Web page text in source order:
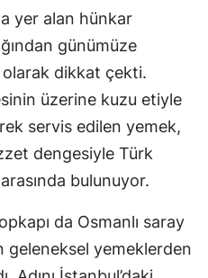
yer alan hünkar
günümüze
dikkat çekti.
üzerine kuzu etiyle
servis edilen yemek,
dengesiyle Türk
bulunuyor.
da Osmanlı saray
geleneksel yemeklerden